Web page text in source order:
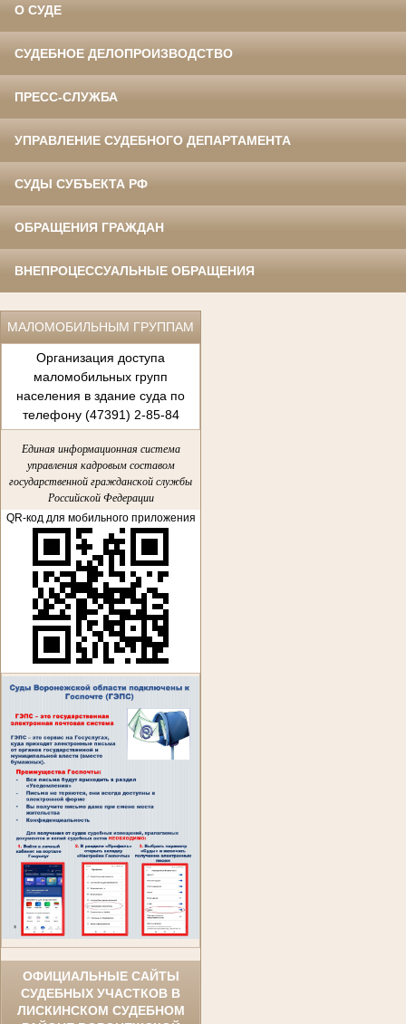
О СУДЕ
СУДЕБНОЕ ДЕЛОПРОИЗВОДСТВО
ПРЕСС-СЛУЖБА
УПРАВЛЕНИЕ СУДЕБНОГО ДЕПАРТАМЕНТА
СУДЫ СУБЪЕКТА РФ
ОБРАЩЕНИЯ ГРАЖДАН
ВНЕПРОЦЕССУАЛЬНЫЕ ОБРАЩЕНИЯ
МАЛОМОБИЛЬНЫМ ГРУППАМ
Организация доступа
маломобильных групп
населения в здание суда по
телефону (47391) 2-85-84
Единая информационная система
управления кадровым составом
государственной гражданской службы
Российской Федерации
QR-код для мобильного приложения
ОФИЦИАЛЬНЫЕ САЙТЫ
СУДЕБНЫХ УЧАСТКОВ В
ЛИСКИНСКОМ СУДЕБНОМ